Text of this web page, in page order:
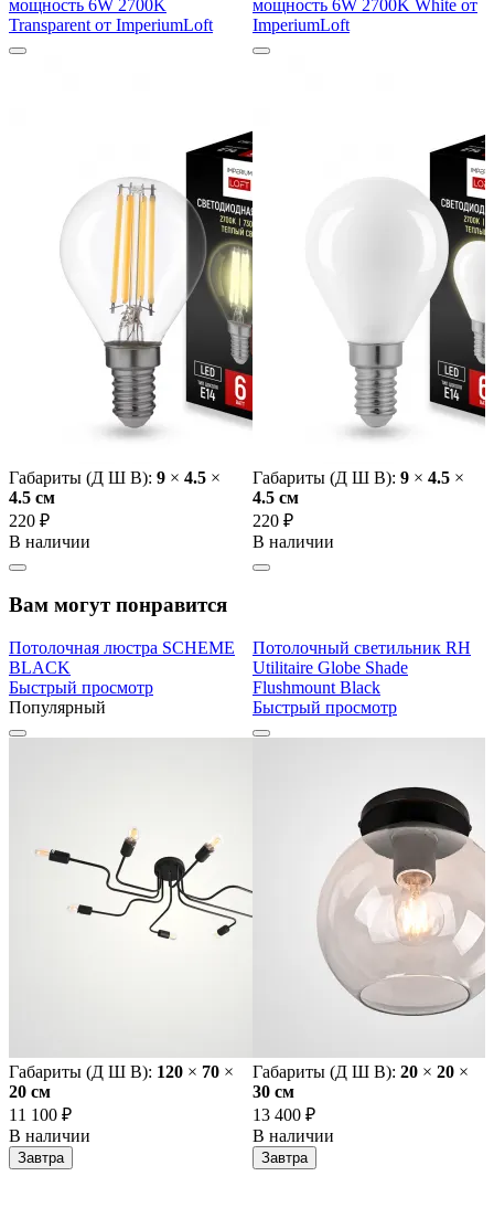
мощность 6W 2700K
Transparent от ImperiumLoft
Габариты (Д Ш В): 9 × 4.5 ×
4.5 cм
220 ₽
В наличии
мощность 6W 2700K White от
ImperiumLoft
Габариты (Д Ш В): 9 × 4.5 ×
4.5 cм
220 ₽
В наличии
Вам могут понравится
Потолочная люстра SCHEME
BLACK
Быстрый просмотр
Популярный
Габариты (Д Ш В): 120 × 70 ×
20 cм
11 100 ₽
В наличии
Завтра
Потолочный светильник RH
Utilitaire Globe Shade
Flushmount Black
Быстрый просмотр
Габариты (Д Ш В): 20 × 20 ×
30 cм
13 400 ₽
В наличии
Завтра